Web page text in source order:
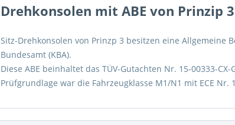
Drehkonsolen mit ABE von Prinzip 3
Sitz-Drehkonsolen von Prinzp 3 besitzen eine Allgemeine
Bundesamt (KBA).
Diese ABE beinhaltet das TÜV-Gutachten Nr. 15-00333-CX-
Prüfgrundlage war die Fahrzeugklasse M1/N1 mit ECE Nr.